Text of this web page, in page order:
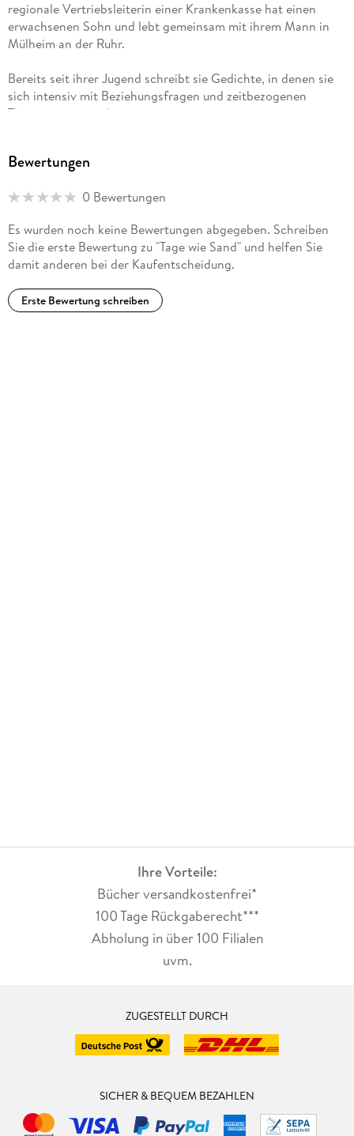
regionale Vertriebsleiterin einer Krankenkasse hat einen
erwachsenen Sohn und lebt gemeinsam mit ihrem Mann in
Mülheim an der Ruhr.
Bereits seit ihrer Jugend schreibt sie Gedichte, in denen sie
sich intensiv mit Beziehungsfragen und zeitbezogenen
Themen auseinandersetzt.
Bewertungen
0 Bewertungen
Es wurden noch keine Bewertungen abgegeben. Schreiben
Sie die erste Bewertung zu "Tage wie Sand" und helfen Sie
damit anderen bei der Kaufentscheidung.
Erste Bewertung schreiben
Ihre Vorteile:
Bücher versandkostenfrei*
100 Tage Rückgaberecht***
Abholung in über 100 Filialen
uvm.
ZUGESTELLT DURCH
SICHER & BEQUEM BEZAHLEN